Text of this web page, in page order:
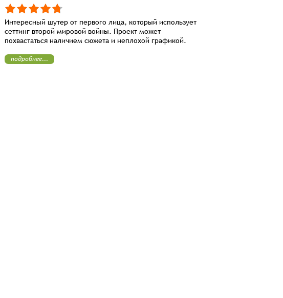
Интересный шутер от первого лица, который использует
сеттинг второй мировой войны. Проект может
похвастаться наличием сюжета и неплохой графикой.
подробнее...